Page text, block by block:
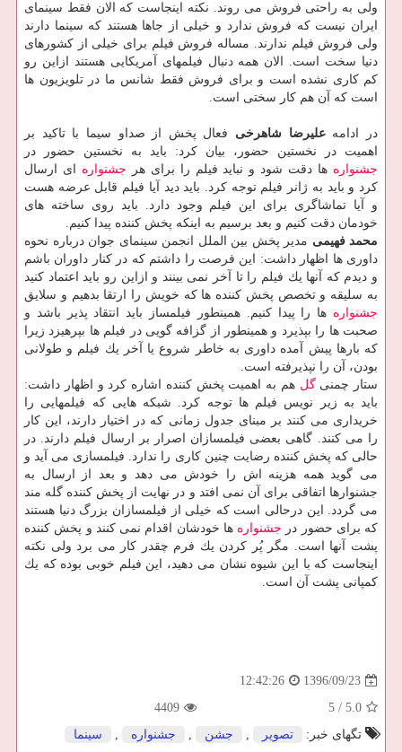
ولی به راحتی فروش می روند. نكته اینجاست كه الان فقط سینمای
ایران نیست كه فروش ندارد و خیلی از جاها هستند كه سینما دارند
ولی فروش فیلم ندارند. مساله فروش فیلم برای خیلی از كشورهای
دنیا سخت است. الان همه دنبال فیلمهای آمریكایی هستند ازاین رو
كم كاری نشده است و برای فروش فقط شانس ما در تلویزیون ها
است كه آن هم كار سختی است.
در ادامه علیرضا شاهرخی فعال پخش از صداو سیما با تاكید بر
اهمیت در نخستین حضور، بیان كرد: باید به نخستین حضور در
جشنواره ها دقت شود و نباید فیلم را برای هر جشنواره ای ارسال
كرد و باید به ژانر فیلم توجه كرد. باید دید آیا فیلم قابل عرضه هست
و آیا تماشاگری برای این فیلم وجود دارد. باید روی ساخته های
خودمان دقت كنیم و بعد برسیم به اینكه پخش كننده پیدا كنیم.
محمد فهیمی مدیر پخش بین الملل انجمن سینمای جوان درباره نحوه
داوری ها اظهار داشت: این فرصت را داشتم كه در كنار داوران باشم
و دیدم كه آنها یك فیلم را تا آخر نمی بینند و ازاین رو باید اعتماد كنید
به سلیقه و تخصص پخش كننده ها كه خویش را ارتقا بدهیم و سلایق
جشنواره ها را پیدا كنیم. همینطور فیلمساز باید انتقاد پذیر باشد و
صحبت ها را بپذیرد و همینطور از گزافه گویی در فیلم ها بپرهیزد زیرا
كه بارها پیش آمده داوری به خاطر شروع یا آخر یك فیلم و طولانی
بودن، آن را نپذیرفته است.
ستار چمنیگل هم به اهمیت پخش كننده اشاره كرد و اظهار داشت:
باید به زیر نویس فیلم ها توجه كرد. شبكه هایی كه فیلمهایی را
خریداری می كنند بر مبنای جدول زمانی كه در اختیار دارند، این كار
را می كنند. گاهی بعضی فیلمسازان اصرار بر ارسال فیلم دارند. در
حالی كه پخش كننده رضایت چنین كاری را ندارد. فیلمسازی می آید و
می گوید همه هزینه اش را خودش می دهد و بعد از ارسال به
جشنوارها اتفاقی برای آن نمی افتد و در نهایت از پخش كننده گله مند
می گردد. این درحالی است كه خیلی از فیلمسازان بزرگ دنیا هستند
كه برای حضور در جشنواره ها خودشان اقدام نمی كنند و پخش كننده
پشت آنها است. مگر پُر كردن یك فرم چقدر كار می برد ولی نكته
اینجاست كه با این شیوه نشان می دهید، این فیلم خوبی بوده كه یك
كمپانی پشت آن است.
1396/09/23
12:42:26
5.0
/
5
4409
تگهای خبر:
تصویر , جشن , جشنواره , سینما